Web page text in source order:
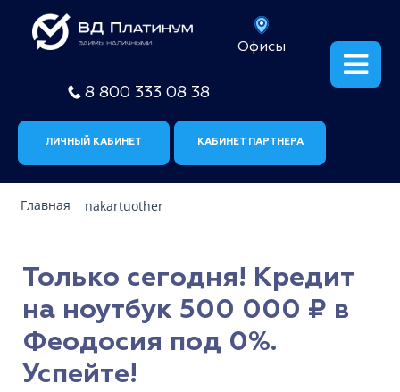
Офисы
8 800 333 08 38
ЛИЧНЫЙ КАБИНЕТ КАБИНЕТ ПАРТНЕРА
Главная nakartuother
Только сегодня! Кредит
на ноутбук 500 000 ₽ в
Феодосия под 0%.
Успейте!